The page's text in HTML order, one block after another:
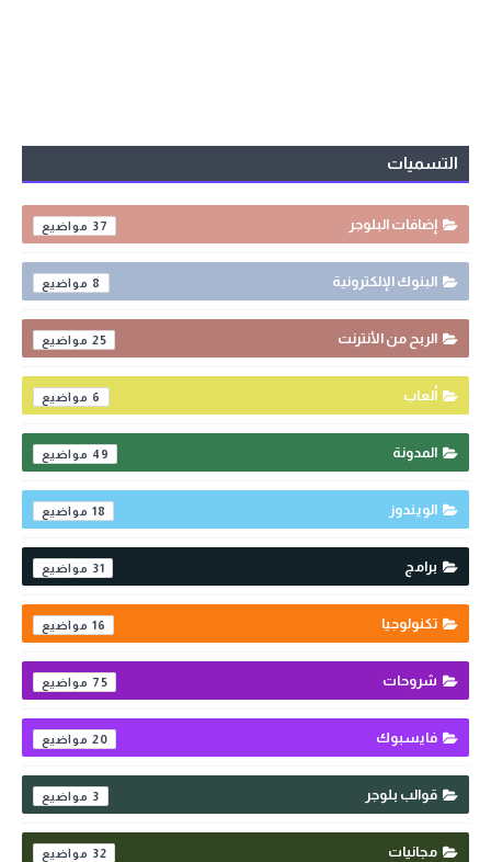
التسميات
إضافات البلوجر 37
البنوك الإلكترونية 8
الربح من الأنترنت 25
ألعاب 6
المدونة 49
الويندوز 18
برامج 31
تكنولوجيا 16
شروحات 75
فايسبوك 20
قوالب بلوجر 3
مجانيات 32